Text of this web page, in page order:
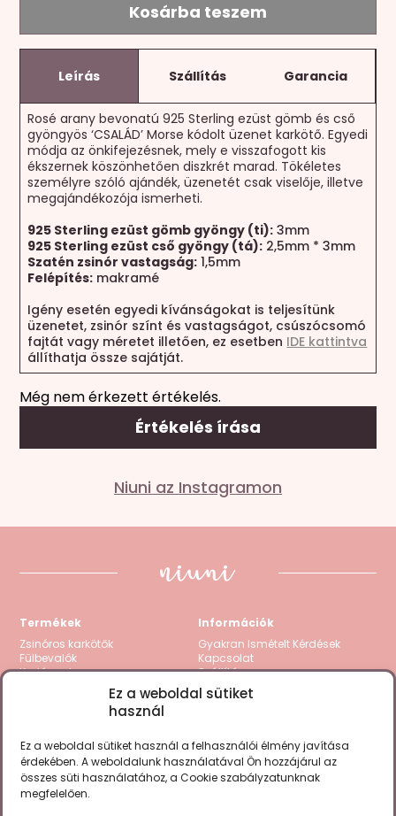
Ez a weboldal sütiket
használ
Ez a weboldal sütiket használ a felhasználói élmény javítása
érdekében. A weboldalunk használatával Ön hozzájárul az
összes süti használatához, a Cookie szabályzatunknak
megfelelően.
Kosárba teszem
Leírás Szállítás Garancia
Rosé arany bevonatú 925 Sterling ezüst gömb és cső
gyöngyös ‘CSALÁD’ Morse kódolt üzenet karkötő. Egyedi
módja az önkifejezésnek, mely e visszafogott kis
ékszernek köszönhetően diszkrét marad. Tökéletes
személyre szóló ajándék, üzenetét csak viselője, illetve
megajándékozója ismerheti.
925 Sterling ezüst gömb gyöngy (ti): 3mm
925 Sterling ezüst cső gyöngy (tá): 2,5mm * 3mm
Szatén zsinór vastagság: 1,5mm
Felépítés: makramé
Igény esetén egyedi kívánságokat is teljesítünk
üzenetet, zsinór színt és vastagságot, csúszócsomó
fajtát vagy méretet illetően, ez esetben IDE kattintva
állíthatja össze sajátját.
Még nem érkezett értékelés.
Értékelés írása
Az e-mail címet nem tesszük közzé.
1 / 5 csillag2 / 5 csillag3 / 5 csillag 4 / 5 csillag5
Értékelésed
Niuni az Instagramon
Termékek
Zsinóros karkötők
Fülbevalók
Karláncok
Gravírozható termékek
Információk
Gyakran Ismételt Kérdések
Kapcsolat
Szállítás
Visszatérítés / Garancia
Fizetési módok
Adatkezelési tájékoztató
Cookie Policy (EU)
Megtalálsz minket a fontosabb